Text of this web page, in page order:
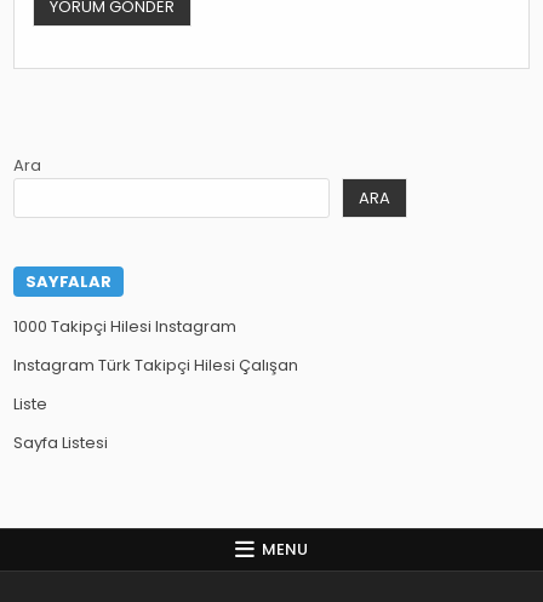
Ara
ARA
SAYFALAR
1000 Takipçi Hilesi Instagram
Instagram Türk Takipçi Hilesi Çalışan
Liste
Sayfa Listesi
MENU